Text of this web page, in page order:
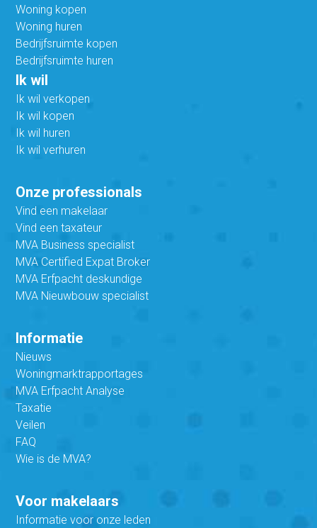
Woning kopen
Woning huren
Bedrijfsruimte kopen
Bedrijfsruimte huren
Ik wil
Ik wil verkopen
Ik wil kopen
Ik wil huren
Ik wil verhuren
Onze professionals
Vind een makelaar
Vind een taxateur
MVA Business specialist
MVA Certified Expat Broker
MVA Erfpacht deskundige
MVA Nieuwbouw specialist
Informatie
Nieuws
Woningmarktrapportages
MVA Erfpacht Analyse
Taxatie
Veilen
FAQ
Wie is de MVA?
Voor makelaars
Informatie voor onze leden